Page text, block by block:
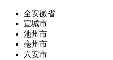
全安徽省
宣城市
池州市
亳州市
六安市